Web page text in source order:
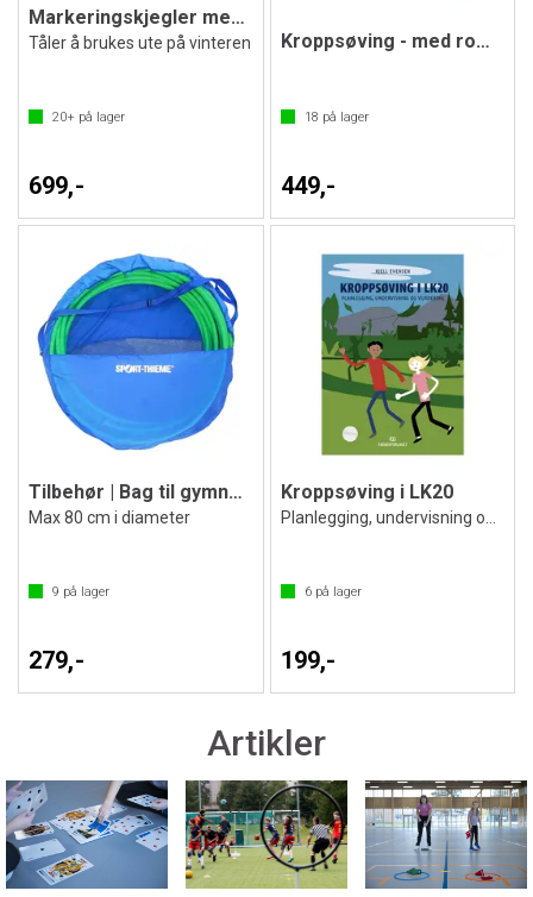
Markeringskjegler med hull 6 stk | 32 cm
Tåler å brukes ute på vinteren
20+ på lager
699,-
Kroppsøving - med rom for alle
18 på lager
449,-
Tilbehør | Bag til gymnastikkringer
Max 80 cm i diameter
9 på lager
279,-
Kroppsøving i LK20
6på lager
199,-
Artikler